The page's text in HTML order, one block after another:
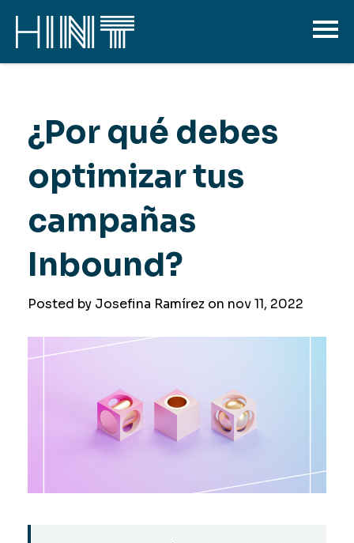
¿Por qué debes
optimizar tus
campañas
Inbound?
Posted by Josefina Ramírez on nov 11, 2022